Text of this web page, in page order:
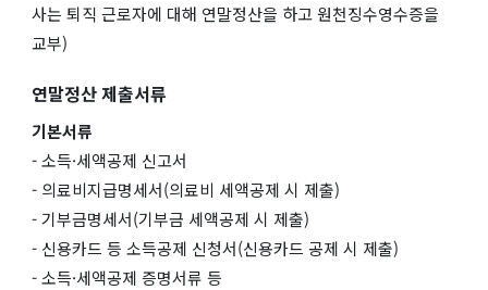
사는 퇴직 근로자에 대해 연말정산을 하고 원천징수영수증을
교부)
연말정산 제출서류
기본서류
- 소득·세액공제 신고서
- 의료비지급명세서(의료비 세액공제 시 제출)
- 기부금명세서(기부금 세액공제 시 제출)
- 신용카드 등 소득공제 신청서(신용카드 공제 시 제출)
- 소득·세액공제 증명서류 등